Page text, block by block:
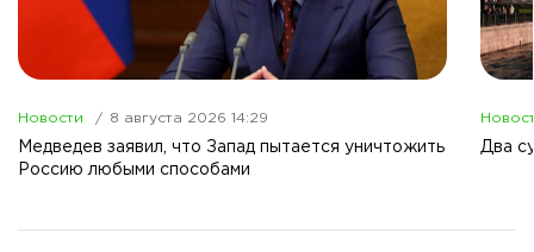
Новости 8 августа 2026 14:29
Медведев заявил, что Запад пытается уничтожить
Россию любыми способами
Два